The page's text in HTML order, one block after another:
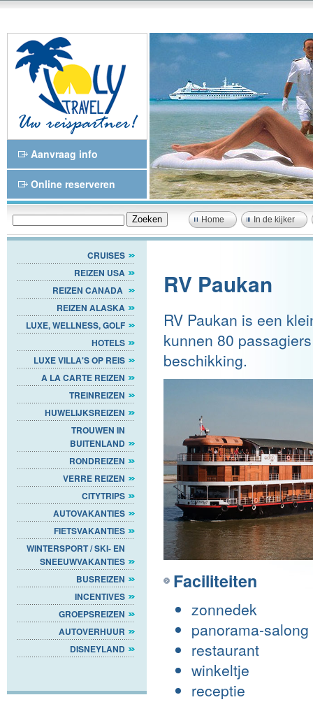
Aanvraag info
Online reserveren
Home In de kijker
CRUISES
REIZEN USA
REIZEN CANADA
REIZEN ALASKA
LUXE, WELLNESS, GOLF
HOTELS
LUXE VILLA'S OP REIS
A LA CARTE REIZEN
TREINREIZEN
HUWELIJKSREIZEN
TROUWEN IN
BUITENLAND
RONDREIZEN
VERRE REIZEN
CITYTRIPS
AUTOVAKANTIES
FIETSVAKANTIES
WINTERSPORT / SKI- EN
SNEEUWVAKANTIES
BUSREIZEN
INCENTIVES
GROEPSREIZEN
AUTOVERHUUR
DISNEYLAND
RV Paukan
RV Paukan is een
kunnen 80
beschikking.
Faciliteiten
zonnedek
panorama-
restaurant
winkeltje
receptie